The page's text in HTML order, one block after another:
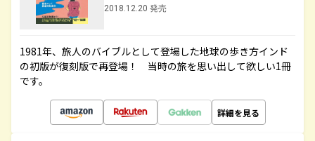
2018.12.20 発売
1981年、旅人のバイブルとして登場した地球の歩き方インド
の初版が復刻版で再登場！ 当時の旅を思い出して欲しい1冊
です。
詳細を見る